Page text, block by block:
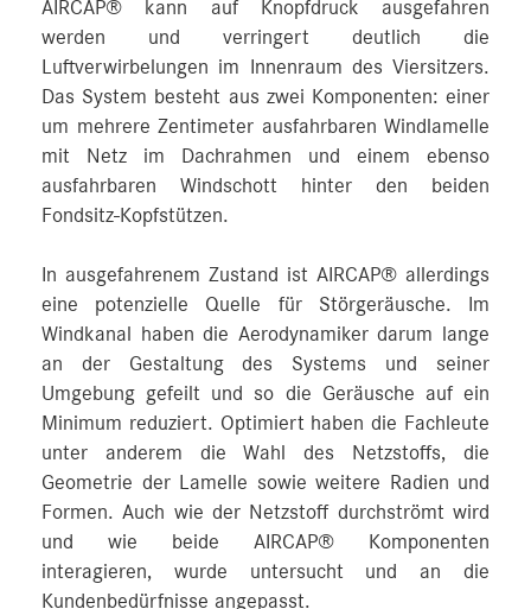
AIRCAP® kann auf Knopfdruck ausgefahren
werden und verringert deutlich die
Luftverwirbelungen im Innenraum des Viersitzers.
Das System besteht aus zwei Komponenten: einer
um mehrere Zentimeter ausfahrbaren Windlamelle
mit Netz im Dachrahmen und einem ebenso
ausfahrbaren Windschott hinter den beiden
Fondsitz-Kopfstützen.
In ausgefahrenem Zustand ist AIRCAP® allerdings
eine potenzielle Quelle für Störgeräusche. Im
Windkanal haben die Aerodynamiker darum lange
an der Gestaltung des Systems und seiner
Umgebung gefeilt und so die Geräusche auf ein
Minimum reduziert. Optimiert haben die Fachleute
unter anderem die Wahl des Netzstoffs, die
Geometrie der Lamelle sowie weitere Radien und
Formen. Auch wie der Netzstoff durchströmt wird
und wie beide AIRCAP® Komponenten
interagieren, wurde untersucht und an die
Kundenbedürfnisse angepasst.